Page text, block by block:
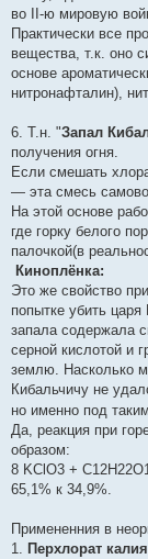
во II-ю мировую
Практически все
вещества, т.к. оно
основе
нитронафталин),
6. Т.н. "Запал
получения огня.
Если смешать
— эта смесь
На этой основе
где горку белого
палочкой(в
Киноплёнка:
Это же свойство
попытке убить
запала содержала
серной кислотой и
землю. Насколько
Кибальчичу не
но именно под
Да, реакция при
образом:
8 KClO3 +
65,1% к 34,9%.
Примененния в
1. Перхлорат калия